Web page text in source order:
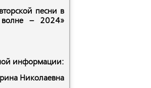
песни в
волне – 2024»
информации:
Николаевна